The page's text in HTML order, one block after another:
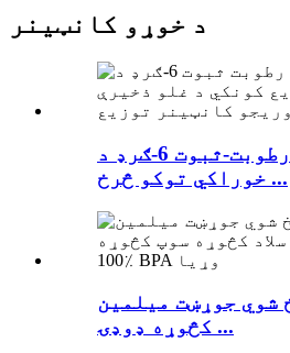
د خوړو کانټینر
د پخلنځي رطوبت-ثبوت 6-ګرډ د
خوراکي توکو څرخ ...
شوي جوړښت میلمین
کڅوړه ډوډۍ ...